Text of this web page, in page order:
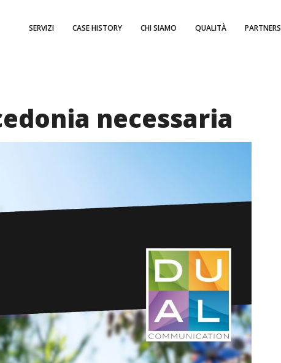
SERVIZI CASE HISTORY CHI SIAMO QUALITÀ PARTNERS
necessaria